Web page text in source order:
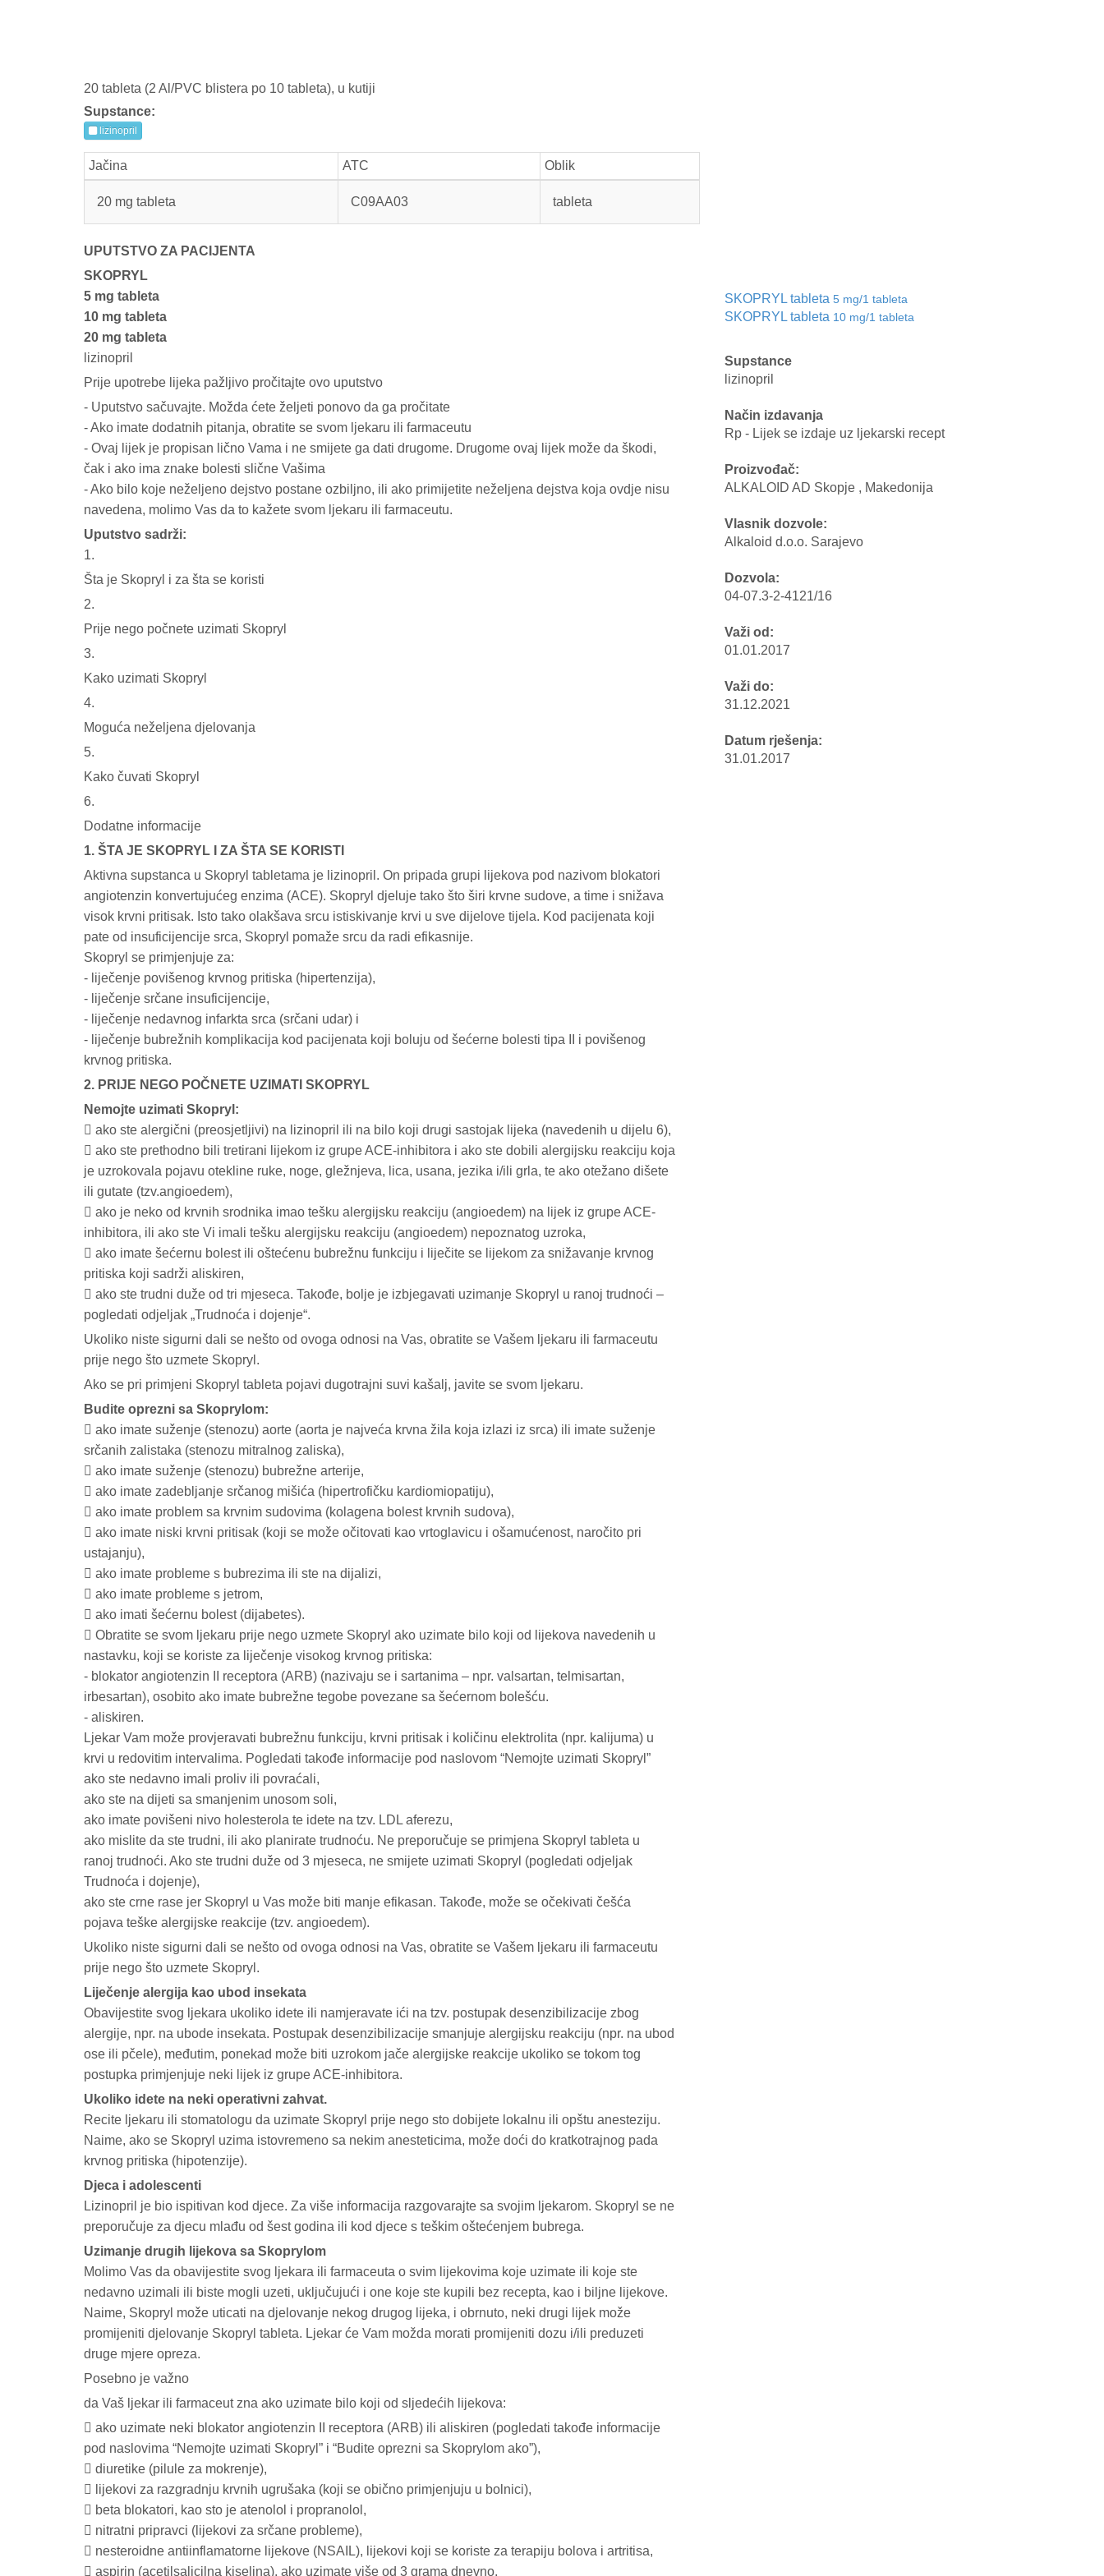
20 tableta (2 Al/PVC blistera po 10 tableta), u kutiji
Supstance:
lizinopril
Jačina ATC Oblik
20 mg tableta C09AA03 tableta
UPUTSTVO ZA PACIJENTA
SKOPRYL
5 mg tableta
10 mg tableta
20 mg tableta
lizinopril
Prije upotrebe lijeka pažljivo pročitajte ovo uputstvo
- Uputstvo sačuvajte. Možda ćete željeti ponovo da ga pročitate
- Ako imate dodatnih pitanja, obratite se svom ljekaru ili farmaceutu
- Ovaj lijek je propisan lično Vama i ne smijete ga dati drugome. Drugome ovaj lijek može da škodi,
čak i ako ima znake bolesti slične Vašima
- Ako bilo koje neželjeno dejstvo postane ozbiljno, ili ako primijetite neželjena dejstva koja ovdje nisu
navedena, molimo Vas da to kažete svom ljekaru ili farmaceutu.
Uputstvo sadrži:
1.
Šta je Skopryl i za šta se koristi
2.
Prije nego počnete uzimati Skopryl
3.
Kako uzimati Skopryl
4.
Moguća neželjena djelovanja
5.
Kako čuvati Skopryl
6.
Dodatne informacije
1. ŠTA JE SKOPRYL I ZA ŠTA SE KORISTI
Aktivna supstanca u Skopryl tabletama je lizinopril. On pripada grupi lijekova pod nazivom blokatori
angiotenzin konvertujućeg enzima (ACE). Skopryl djeluje tako što širi krvne sudove, a time i snižava
visok krvni pritisak. Isto tako olakšava srcu istiskivanje krvi u sve dijelove tijela. Kod pacijenata koji
pate od insuficijencije srca, Skopryl pomaže srcu da radi efikasnije.
Skopryl se primjenjuje za:
- liječenje povišenog krvnog pritiska (hipertenzija),
- liječenje srčane insuficijencije,
- liječenje nedavnog infarkta srca (srčani udar) i
- liječenje bubrežnih komplikacija kod pacijenata koji boluju od šećerne bolesti tipa II i povišenog
krvnog pritiska.
2. PRIJE NEGO POČNETE UZIMATI SKOPRYL
Nemojte uzimati Skopryl:
 ako ste alergični (preosjetljivi) na lizinopril ili na bilo koji drugi sastojak lijeka (navedenih u dijelu 6),
 ako ste prethodno bili tretirani lijekom iz grupe ACE-inhibitora i ako ste dobili alergijsku reakciju koja
je uzrokovala pojavu otekline ruke, noge, gležnjeva, lica, usana, jezika i/ili grla, te ako otežano dišete
ili gutate (tzv.angioedem),
 ako je neko od krvnih srodnika imao tešku alergijsku reakciju (angioedem) na lijek iz grupe ACE-
inhibitora, ili ako ste Vi imali tešku alergijsku reakciju (angioedem) nepoznatog uzroka,
 ako imate šećernu bolest ili oštećenu bubrežnu funkciju i liječite se lijekom za snižavanje krvnog
pritiska koji sadrži aliskiren,
 ako ste trudni duže od tri mjeseca. Takođe, bolje je izbjegavati uzimanje Skopryl u ranoj trudnoći –
pogledati odjeljak „Trudnoća i dojenje“.
Ukoliko niste sigurni dali se nešto od ovoga odnosi na Vas, obratite se Vašem ljekaru ili farmaceutu
prije nego što uzmete Skopryl.
Ako se pri primjeni Skopryl tableta pojavi dugotrajni suvi kašalj, javite se svom ljekaru.
Budite oprezni sa Skoprylom:
 ako imate suženje (stenozu) aorte (aorta je najveća krvna žila koja izlazi iz srca) ili imate suženje
srčanih zalistaka (stenozu mitralnog zaliska),
 ako imate suženje (stenozu) bubrežne arterije,
 ako imate zadebljanje srčanog mišića (hipertrofičku kardiomiopatiju),
 ako imate problem sa krvnim sudovima (kolagena bolest krvnih sudova),
 ako imate niski krvni pritisak (koji se može očitovati kao vrtoglavicu i ošamućenost, naročito pri
ustajanju),
 ako imate probleme s bubrezima ili ste na dijalizi,
 ako imate probleme s jetrom,
 ako imati šećernu bolest (dijabetes).
 Obratite se svom ljekaru prije nego uzmete Skopryl ako uzimate bilo koji od lijekova navedenih u
nastavku, koji se koriste za liječenje visokog krvnog pritiska:
- blokator angiotenzin II receptora (ARB) (nazivaju se i sartanima – npr. valsartan, telmisartan,
irbesartan), osobito ako imate bubrežne tegobe povezane sa šećernom bolešću.
- aliskiren.
Ljekar Vam može provjeravati bubrežnu funkciju, krvni pritisak i količinu elektrolita (npr. kalijuma) u
krvi u redovitim intervalima. Pogledati takođe informacije pod naslovom “Nemojte uzimati Skopryl”
ako ste nedavno imali proliv ili povraćali,
ako ste na dijeti sa smanjenim unosom soli,
ako imate povišeni nivo holesterola te idete na tzv. LDL aferezu,
ako mislite da ste trudni, ili ako planirate trudnoću. Ne preporučuje se primjena Skopryl tableta u
ranoj trudnoći. Ako ste trudni duže od 3 mjeseca, ne smijete uzimati Skopryl (pogledati odjeljak
Trudnoća i dojenje),
ako ste crne rase jer Skopryl u Vas može biti manje efikasan. Takođe, može se očekivati češća
pojava teške alergijske reakcije (tzv. angioedem).
Ukoliko niste sigurni dali se nešto od ovoga odnosi na Vas, obratite se Vašem ljekaru ili farmaceutu
prije nego što uzmete Skopryl.
Liječenje alergija kao ubod insekata
Obavijestite svog ljekara ukoliko idete ili namjeravate ići na tzv. postupak desenzibilizacije zbog
alergije, npr. na ubode insekata. Postupak desenzibilizacije smanjuje alergijsku reakciju (npr. na ubod
ose ili pčele), međutim, ponekad može biti uzrokom jače alergijske reakcije ukoliko se tokom tog
postupka primjenjuje neki lijek iz grupe ACE-inhibitora.
Ukoliko idete na neki operativni zahvat.
Recite ljekaru ili stomatologu da uzimate Skopryl prije nego sto dobijete lokalnu ili opštu anesteziju.
Naime, ako se Skopryl uzima istovremeno sa nekim anesteticima, može doći do kratkotrajnog pada
krvnog pritiska (hipotenzije).
Djeca i adolescenti
Lizinopril je bio ispitivan kod djece. Za više informacija razgovarajte sa svojim ljekarom. Skopryl se ne
preporučuje za djecu mlađu od šest godina ili kod djece s teškim oštećenjem bubrega.
Uzimanje drugih lijekova sa Skoprylom
Molimo Vas da obavijestite svog ljekara ili farmaceuta o svim lijekovima koje uzimate ili koje ste
nedavno uzimali ili biste mogli uzeti, uključujući i one koje ste kupili bez recepta, kao i biljne lijekove.
Naime, Skopryl može uticati na djelovanje nekog drugog lijeka, i obrnuto, neki drugi lijek može
promijeniti djelovanje Skopryl tableta. Ljekar će Vam možda morati promijeniti dozu i/ili preduzeti
druge mjere opreza.
Posebno je važno
da Vaš ljekar ili farmaceut zna ako uzimate bilo koji od sljedećih lijekova:
 ako uzimate neki blokator angiotenzin II receptora (ARB) ili aliskiren (pogledati takođe informacije
pod naslovima “Nemojte uzimati Skopryl” i “Budite oprezni sa Skoprylom ako”),
 diuretike (pilule za mokrenje),
 lijekovi za razgradnju krvnih ugrušaka (koji se obično primjenjuju u bolnici),
 beta blokatori, kao sto je atenolol i propranolol,
 nitratni pripravci (lijekovi za srčane probleme),
 nesteroidne antiinflamatorne lijekove (NSAIL), lijekovi koji se koriste za terapiju bolova i artritisa,
 aspirin (acetilsalicilna kiselina), ako uzimate više od 3 grama dnevno,
SKOPRYL tableta 5 mg/1 tableta
SKOPRYL tableta 10 mg/1 tableta
Supstance
lizinopril
Način izdavanja
Rp - Lijek se izdaje uz ljekarski recept
Proizvođač:
ALKALOID AD Skopje , Makedonija
Vlasnik dozvole:
Alkaloid d.o.o. Sarajevo
Dozvola:
04-07.3-2-4121/16
Važi od:
01.01.2017
Važi do:
31.12.2021
Datum rješenja:
31.01.2017